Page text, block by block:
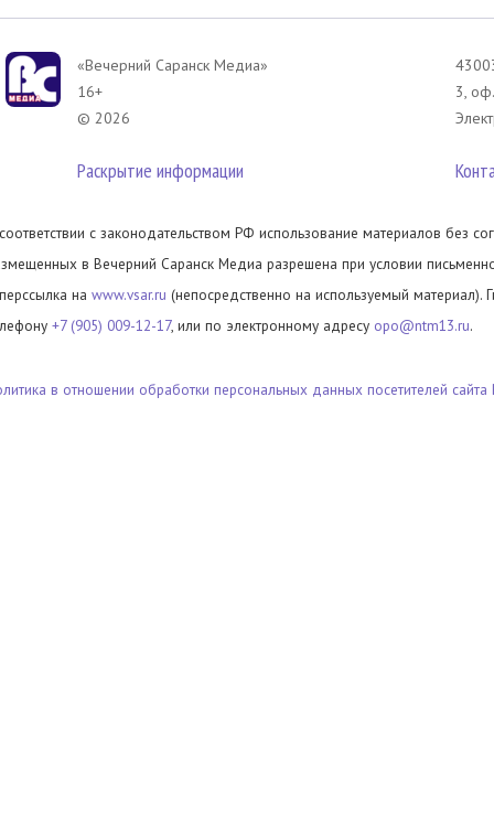
«Вечерний Саранск Mедиа»
16+
© 2026
Раскрытие информации
3,
с законодательством РФ использование материалов без
в Вечерний Саранск Медиа разрешена при условии
на www.vsar.ru (непосредственно на используемый материал).
+7 (905) 009-12-17, или по электронному адресу opo@ntm13.ru.
в отношении обработки персональных данных посетителей